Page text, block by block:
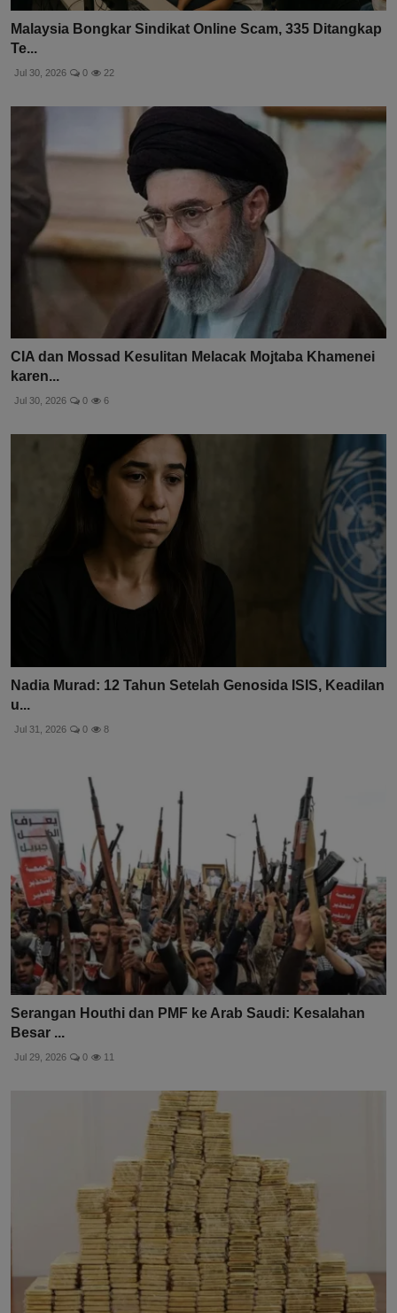
Malaysia Bongkar Sindikat Online Scam, 335 Ditangkap
Te...
Jul 30, 2026 0 22
CIA dan Mossad Kesulitan Melacak Mojtaba Khamenei
karen...
Jul 30, 2026 0 6
Nadia Murad: 12 Tahun Setelah Genosida ISIS, Keadilan
u...
Jul 31, 2026 0 8
Serangan Houthi dan PMF ke Arab Saudi: Kesalahan
Besar ...
Jul 29, 2026 0 11